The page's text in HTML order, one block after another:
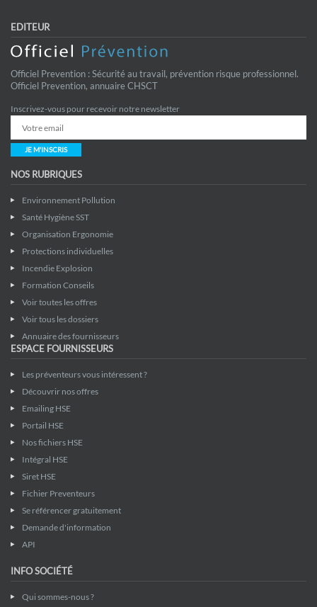
EDITEUR
Officiel Prevention : Sécurité au travail, prévention risque professionnel.
Officiel Prevention, annuaire CHSCT
Inscrivez-vous pour recevoir notre newsletter
JE M'INSCRIS
NOS RUBRIQUES
Environnement Pollution
Santé Hygiène SST
Organisation Ergonomie
Protections individuelles
Incendie Explosion
Formation Conseils
Voir toutes les offres
Voir tous les dossiers
Annuaire des fournisseurs
ESPACE FOURNISSEURS
Les préventeurs vous intéressent ?
Découvrir nos offres
Emailing HSE
Portail HSE
Nos fichiers HSE
Intégral HSE
Siret HSE
Fichier Preventeurs
Se référencer gratuitement
Demande d'information
API
INFO SOCIÉTÉ
Qui sommes-nous ?